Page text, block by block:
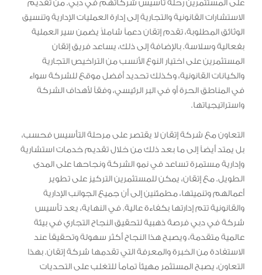
على المستثمرين رحلة تأسيس شركاتهم في دبي. من تقديم
الاستشارات القانونية والتجارية إلى إدارة العمليات الإدارية وتنسيق
الوثائق المطلوبة، تقدم إتقان دعماً شاملاً يضمن سير العملية
بفعالية وسلاسة. بالإضافة إلى ذلك، يساعد فريق إتقان
المستثمرين على اختيار النوع الأنسب من التراخيص التجارية
والكيانات القانونية، وكذلك تحديد أفضل موقع للشركة سواء
في المناطق الحرة أو في البر الرئيسي، وفقاً لأهداف الشركة
واستراتيجياتها.
التعاون مع شركة إتقان لا يقتصر على مرحلة التأسيس فحسب،
بل يمتد أيضاً إلى ما بعد ذلك من خلال تقديم خدمات استشارية
وإدارية مستمرة تساعد في نمو الشركة ونجاحها على المدى
الطويل. مع إتقان، يمكن للمستثمرين التركيز على تطوير
أعمالهم وتنميتها، مطمئنين إلى أن جميع الجوانب الإدارية
والقانونية تتم إدارتها بكفاءة عالية. في النهاية، يعد تأسيس
شركة في دبي فرصة ذهبية لتحقيق النجاح التجاري في بيئة
عالمية متقدمة، ويصبح هذا النجاح أكثر سهولة وتحقيقاً عند
الاستفادة من الخبرة والمعرفة التي تقدمها شركة إتقان. بهذا
التعاون، يصبح المستثمر مهيئاً تماماً للتغلب على التحديات